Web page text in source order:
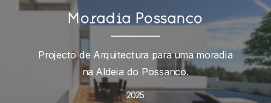
Moradia Possanco
Projecto de Arquitectura para uma moradia
na Aldeia do Possanco.
2025